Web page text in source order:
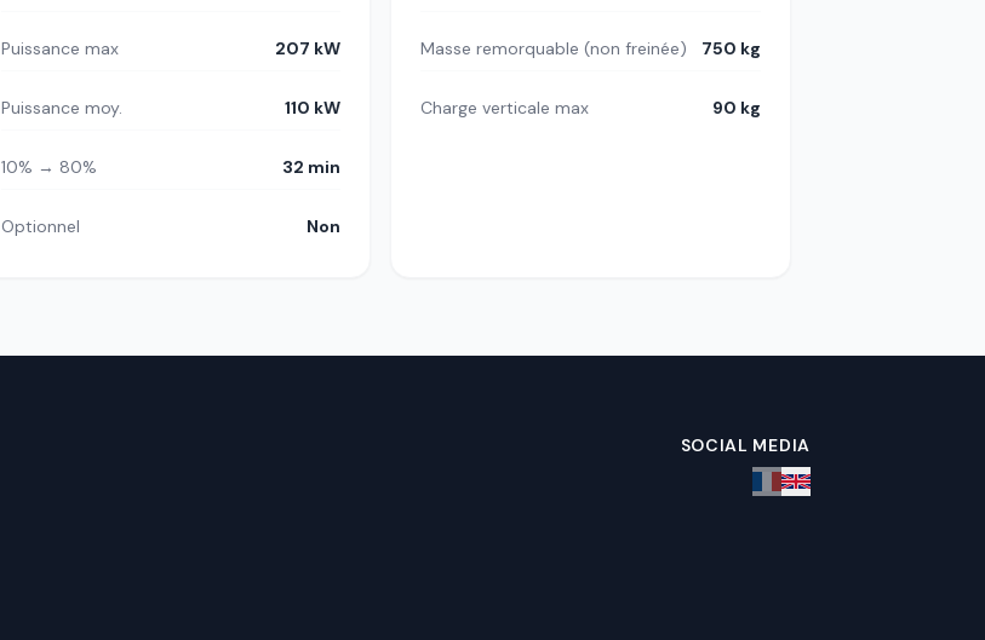
Puissance max 207 kW
Puissance moy. 110 kW
10% → 80% 32 min
Optionnel Non
Masse remorquable (non freinée) 750 kg
Charge verticale max 90 kg
SOCIAL MEDIA